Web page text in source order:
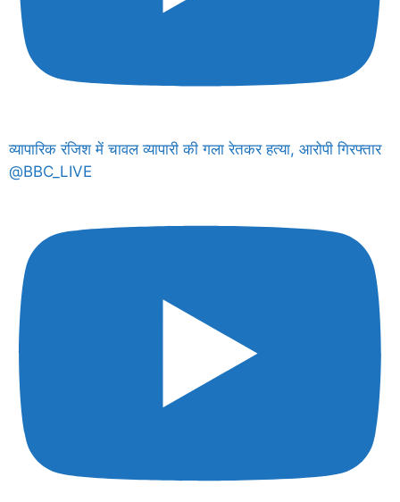
व्यापारिक रंजिश में चावल व्यापारी की गला रेतकर हत्या, आरोपी गिरफ्तार
@BBC_LIVE